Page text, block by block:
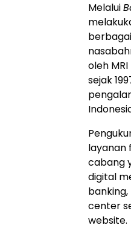
Melalui
berbagai
oleh
sejak
layanan
cabang
digital
center
website.